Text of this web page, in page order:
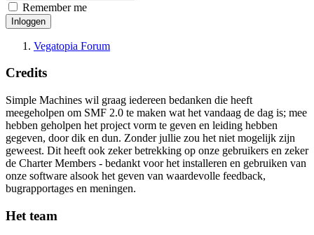
Remember me
Inloggen
Vegatopia Forum
Credits
Simple Machines wil graag iedereen bedanken die heeft
meegeholpen om SMF 2.0 te maken wat het vandaag de dag is; mee
hebben geholpen het project vorm te geven en leiding hebben
gegeven, door dik en dun. Zonder jullie zou het niet mogelijk zijn
geweest. Dit heeft ook zeker betrekking op onze gebruikers en zeker
de Charter Members - bedankt voor het installeren en gebruiken van
onze software alsook het geven van waardevolle feedback,
bugrapportages en meningen.
Het team